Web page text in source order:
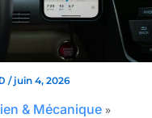
/ juin 4, 2026
& Mécanique